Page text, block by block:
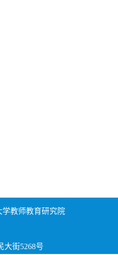
学教师教育研究院
大街5268号